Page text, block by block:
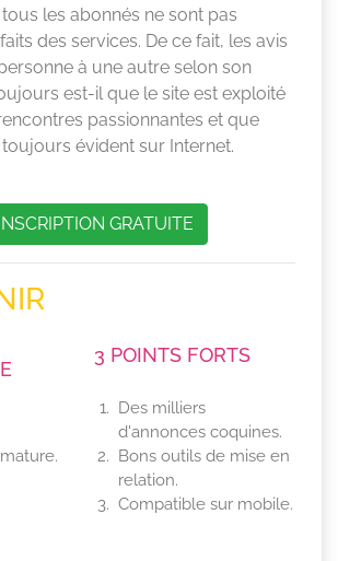
les abonnés ne sont pas
des services. De ce fait, les avis
à une autre selon son
est-il que le site est exploité
passionnantes et que
toujours évident sur Internet.
GRATUITE
3 POINTS FORTS
Des milliers
d'annonces coquines.
Bons outils de mise en
relation.
Compatible sur mobile.